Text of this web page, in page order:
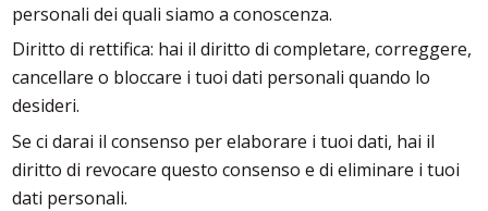
personali dei quali siamo a conoscenza.
Diritto di rettifica: hai il diritto di completare, correggere,
cancellare o bloccare i tuoi dati personali quando lo
desideri.
Se ci darai il consenso per elaborare i tuoi dati, hai il
diritto di revocare questo consenso e di eliminare i tuoi
dati personali.